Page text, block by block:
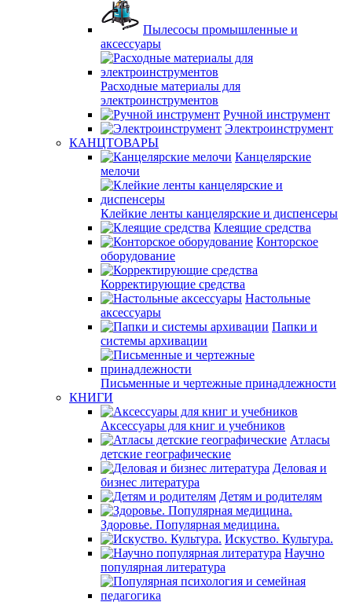
Пылесосы промышленные и
аксессуары
Расходные материалы для
электроинструментов
Ручной инструмент
Электроинструмент
КАНЦТОВАРЫ
Канцелярские
мелочи
Клейкие ленты канцелярские и диспенсеры
Клеящие средства
Конторское
оборудование
Корректирующие средства
Настольные
аксессуары
Папки и
системы архивации
Письменные и чертежные принадлежности
КНИГИ
Аксессуары для книг и учебников
Атласы
детские географические
Деловая и
бизнес литература
Детям и родителям
Здоровье. Популярная медицина.
Искуство. Культура.
Научно
популярная литература